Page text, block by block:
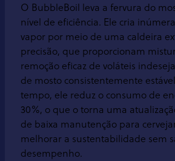
O BubbleBoil leva a fervura do
nível de eficiência. Ele cria
vapor por meio de uma caldeira
precisão, que proporcionam
remoção eficaz de voláteis
de mosto consistentemente
tempo, ele reduz o consumo de
30%, o que o torna uma
de baixa manutenção para
melhorar a sustentabilidade sem
desempenho.